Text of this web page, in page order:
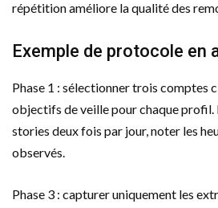
répétition améliore la qualité des
Exemple de protocole en
Phase 1 : sélectionner trois comptes
objectifs de veille pour chaque profil.
stories deux fois par jour, noter les
observés.
Phase 3 : capturer uniquement les